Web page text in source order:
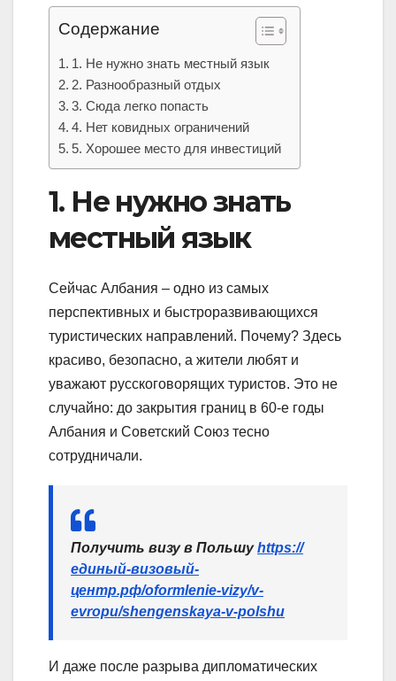
Содержание
1. Не нужно знать местный язык
2. Разнообразный отдых
3. Сюда легко попасть
4. Нет ковидных ограничений
5. Хорошее место для инвестиций
1. Не нужно знать
местный язык
Сейчас Албания – одно из самых
перспективных и быстроразвивающихся
туристических направлений. Почему? Здесь
красиво, безопасно, а жители любят и
уважают русскоговорящих туристов. Это не
случайно: до закрытия границ в 60-е годы
Албания и Советский Союз тесно
сотрудничали.
Получить визу в Польшуhttps://
единый-визовый-
центр.рф/oformlenie-vizy/v-
evropu/shengenskaya-v-polshu
И даже после разрыва дипломатических